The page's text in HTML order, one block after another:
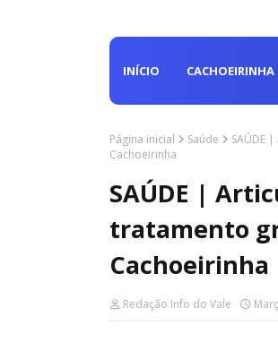
INÍCIO CACHOEIRINHA
Página inicial Saúde
SAÚDE
Cachoeirinha
SAÚDE |
tratamento
Cachoeirinha
Redação Info do Vale